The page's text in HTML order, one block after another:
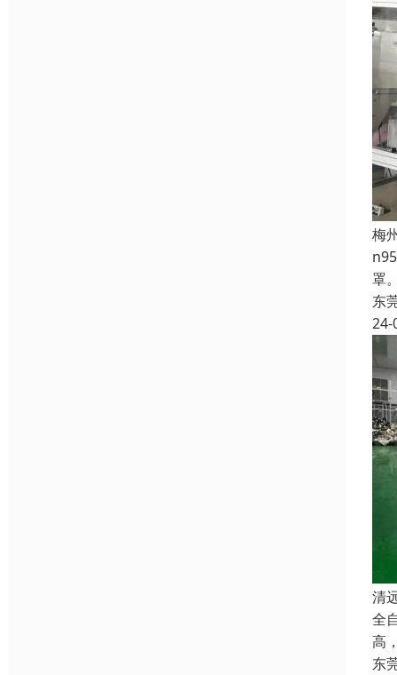
梅
罩
东
24-
清
全
高
东